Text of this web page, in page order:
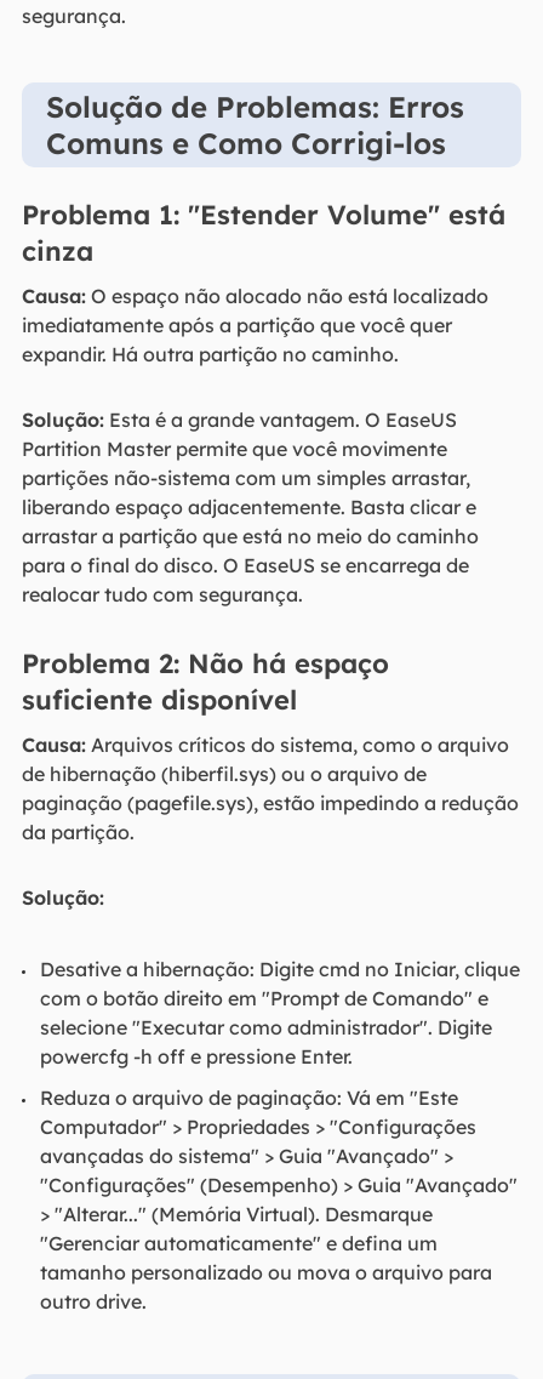
segurança.
Solução de Problemas: Erros
Comuns e Como Corrigi-los
Problema 1: "Estender Volume" está
cinza
Causa:O espaço não alocado não está localizado
imediatamente após a partição que você quer
expandir. Há outra partição no caminho.
Solução:Esta é a grande vantagem. O EaseUS
Partition Master permite que você movimente
partições não-sistema com um simples arrastar,
liberando espaço adjacentemente. Basta clicar e
arrastar a partição que está no meio do caminho
para o final do disco. O EaseUS se encarrega de
realocar tudo com segurança.
Problema 2: Não há espaço
suficiente disponível
Causa:Arquivos críticos do sistema, como o arquivo
de hibernação (hiberfil.sys) ou o arquivo de
paginação (pagefile.sys), estão impedindo a redução
da partição.
Solução:
Desative a hibernação: Digite cmd no Iniciar, clique
com o botão direito em "Prompt de Comando" e
selecione "Executar como administrador". Digite
powercfg -h off e pressione Enter.
Reduza o arquivo de paginação: Vá em "Este
Computador" > Propriedades > "Configurações
avançadas do sistema" > Guia "Avançado" >
"Configurações" (Desempenho) > Guia "Avançado"
> "Alterar..." (Memória Virtual). Desmarque
"Gerenciar automaticamente" e defina um
tamanho personalizado ou mova o arquivo para
outro drive.